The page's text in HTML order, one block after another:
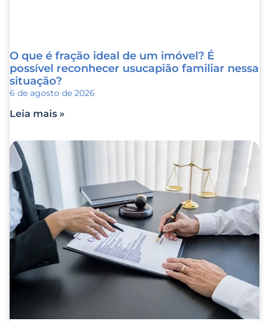
O que é fração ideal de um imóvel? É
possível reconhecer usucapião familiar nessa
situação?
6 de agosto de 2026
Leia mais »